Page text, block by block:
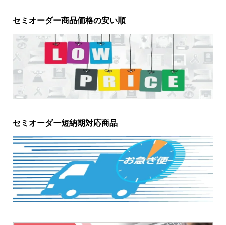
セミオーダー商品価格の安い順
セミオーダー短納期対応商品